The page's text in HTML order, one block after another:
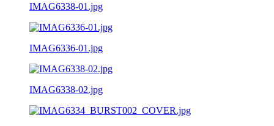
IMAG6338-01.jpg
IMAG6336-01.jpg
IMAG6338-02.jpg